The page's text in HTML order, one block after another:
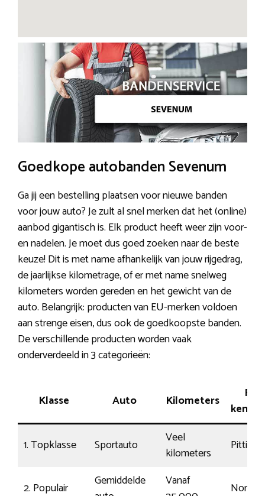
Goedkope autobanden Sevenum
Ga jij een bestelling plaatsen voor nieuwe banden
voor jouw auto? Je zult al snel merken dat het (online)
aanbod gigantisch is. Elk product heeft weer zijn voor-
en nadelen. Je moet dus goed zoeken naar de beste
keuze! Dit is met name afhankelijk van jouw rijgedrag,
de jaarlijkse kilometrage, of er met name snelweg
kilometers worden gereden en het gewicht van de
auto. Belangrijk: producten van EU-merken voldoen
aan strenge eisen, dus ook de goedkoopste banden.
De verschillende producten worden vaak
onderverdeeld in 3 categorieën:
Klasse Auto Kilometers
Rij-
1. Topklasse Sportauto
Veel
kilometers
Pittig
2. Populair
Gemiddelde
Vanaf